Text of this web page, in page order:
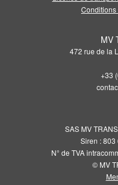
Conditions
MV
472 rue de la
+33
SAS MV
Siren : 803
N° de TVA
© MV